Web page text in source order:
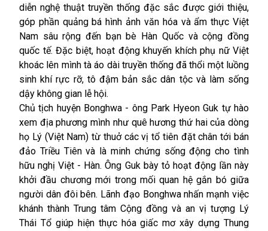
diễn nghệ thuật truyền thống đặc sắc được giới thiệu,
góp phần quảng bá hình ảnh văn hóa và ẩm thực Việt
Nam sâu rộng đến bạn bè Hàn Quốc và cộng đồng
quốc tế. Đặc biệt, hoạt động khuyến khích phụ nữ Việt
khoác lên mình tà áo dài truyền thống đã thổi một luồng
sinh khí rực rỡ, tô đậm bản sắc dân tộc và làm sống
dậy không gian lễ hội.
Chủ tịch huyện Bonghwa - ông Park Hyeon Guk tự hào
xem địa phương mình như quê hương thứ hai của dòng
họ Lý (Việt Nam) từ thuở các vị tổ tiên đặt chân tới bán
đảo Triều Tiên và là minh chứng sống động cho tình
hữu nghị Việt - Hàn. Ông Guk bày tỏ hoạt động lần này
khởi đầu chương mới trong mối quan hệ gắn bó giữa
người dân đôi bên. Lãnh đạo Bonghwa nhấn mạnh việc
khánh thành Trung tâm Cộng đồng và an vị tượng Lý
Thái Tổ giúp hiện thực hóa giấc mơ xây dựng Thung